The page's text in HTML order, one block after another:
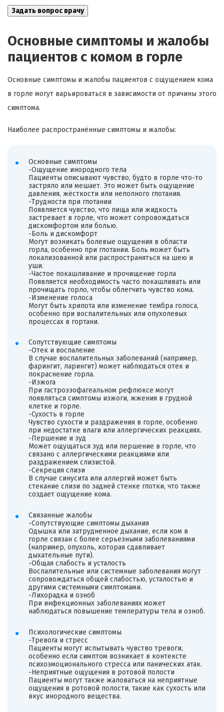
Основные симптомы и жалобы
пациентов с комом в горле
Основные симптомы и жалобы пациентов с ощущением кома
в горле могут варьироваться в зависимости от причины этого
симптома.
Наиболее распространённые симптомы и жалобы:
Основные симптомы
-Ощущение инородного тела
Пациенты описывают чувство, будто в горле что-то
застряло или мешает. Это может быть ощущение
давления, жёсткости или неполного глотания.
-Трудности при глотании
Появляется чувство, что пища или жидкость
застревает в горле, что может сопровождаться
дискомфортом или болью.
-Боль и дискомфорт
Могут возникать болевые ощущения в области
горла, особенно при глотании. Боль может быть
локализованной или распространяться на шею и
уши.
-Частое покашливание и прочищение горла
Появляется необходимость часто покашливать или
прочищать горло, чтобы облегчить чувство кома.
-Изменение голоса
Могут быть хрипота или изменение тембра голоса,
особенно при воспалительных или опухолевых
процессах в гортани.
Сопутствующие симптомы
-Отек и воспаление
В случае воспалительных заболеваний (например,
фарингит, ларингит) может наблюдаться отек и
покраснение горла.
-Изжога
При гастроэзофагеальном рефлюксе могут
появляться симптомы изжоги, жжения в грудной
клетке и горле.
-Сухость в горле
Чувство сухости и раздражения в горле, особенно
при недостатке влаги или аллергических реакциях.
-Першение и зуд
Может ощущаться зуд или першение в горле, что
связано с аллергическими реакциями или
раздражением слизистой.
-Секреция слизи
В случае синусита или аллергий может быть
стекание слизи по задней стенке глотки, что также
создает ощущение кома.
Связанные жалобы
-Сопутствующие симптомы дыхания
Одышка или затрудненное дыхание, если ком в
горле связан с более серьезными заболеваниями
(например, опухоль, которая сдавливает
дыхательные пути).
-Общая слабость и усталость
Воспалительные или системные заболевания могут
сопровождаться общей слабостью, усталостью и
другими системными симптомами.
-Лихорадка и озноб
При инфекционных заболеваниях может
наблюдаться повышение температуры тела и озноб.
Психологические симптомы
-Тревога и стресс
Пациенты могут испытывать чувство тревоги,
особенно если симптом возникает в контексте
психоэмоционального стресса или панических атак.
-Неприятные ощущения в ротовой полости
Пациенты могут также жаловаться на неприятные
ощущения в ротовой полости, такие как сухость или
вкус инородного вещества.